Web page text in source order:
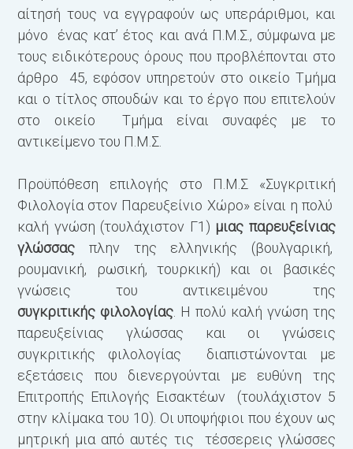
αίτησή τους να εγγραφούν ως υπεράριθμοι, και
μόνο ένας κατ’ έτος και ανά Π.Μ.Σ., σύμφωνα με
τους ειδικότερους όρους που προβλέπονται στο
άρθρο 45, εφόσον υπηρετούν στο οικείο Τμήμα
και ο τίτλος σπουδών και το έργο που επιτελούν
στο οικείο Τμήμα είναι συναφές με το
αντικείμενο του Π.Μ.Σ.
Προϋπόθεση επιλογής στο Π.Μ.Σ «Συγκριτική
Φιλολογία στον Παρευξείνιο Χώρο» είναι η πολύ
καλή γνώση (τουλάχιστον Γ1) μιας παρευξείνιας
γλώσσας πλην της ελληνικής (βουλγαρική,
ρουμανική, ρωσική, τουρκική) και οι βασικές
γνώσεις του αντικειμένου της
συγκριτικής φιλολογίας. Η πολύ καλή γνώση της
παρευξείνιας γλώσσας και οι γνώσεις
συγκριτικής φιλολογίας διαπιστώνονται με
εξετάσεις που διενεργούνται με ευθύνη της
Επιτροπής Επιλογής Εισακτέων (τουλάχιστον 5
στην κλίμακα του 10). Οι υποψήφιοι που έχουν ως
μητρική μια από αυτές τις τέσσερεις γλώσσες